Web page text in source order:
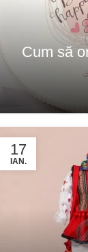
Cum să
17
IAN.